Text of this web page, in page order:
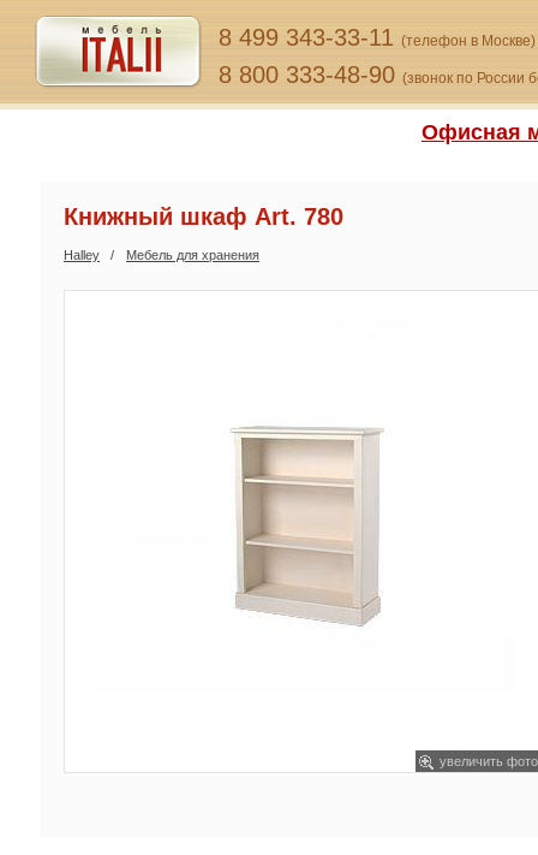
8 499 343-33-11 (телефон в Москве)
8 800 333-48-90 (звонок по России
Офисная
Книжный шкаф Art. 780
Halley Мебель для хранения
увеличить фото